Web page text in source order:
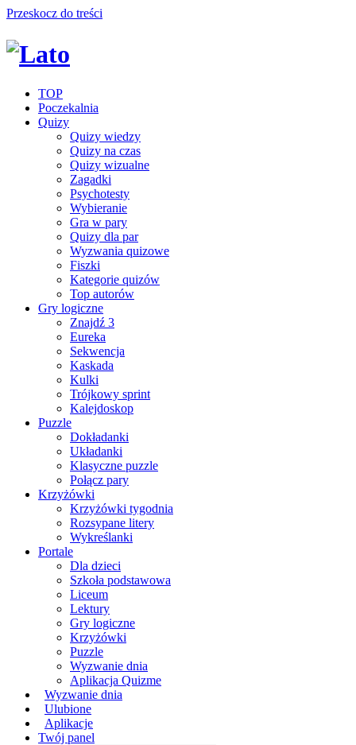
Przeskocz do treści
TOP
Poczekalnia
Quizy
Quizy wiedzy
Quizy na czas
Quizy wizualne
Zagadki
Psychotesty
Wybieranie
Gra w pary
Quizy dla par
Wyzwania quizowe
Fiszki
Kategorie quizów
Top autorów
Gry logiczne
Znajdź 3
Eureka
Sekwencja
Kaskada
Kulki
Trójkowy sprint
Kalejdoskop
Puzzle
Dokładanki
Układanki
Klasyczne puzzle
Połącz pary
Krzyżówki
Krzyżówki tygodnia
Rozsypane litery
Wykreślanki
Portale
Dla dzieci
Szkoła podstawowa
Liceum
Lektury
Gry logiczne
Krzyżówki
Puzzle
Wyzwanie dnia
Aplikacja Quizme
Wyzwanie dnia
Ulubione
Aplikacje
Twój panel